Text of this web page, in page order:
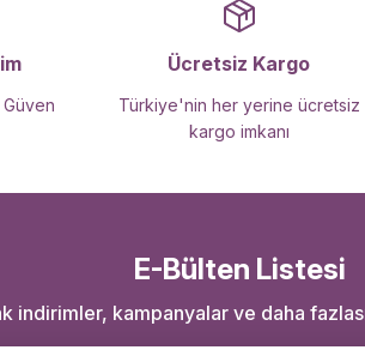
Gönder
Ücretsiz Kargo
Türkiye'nin her yerine ücretsiz
kargo imkanı
E-Bülten Listesi
indirimler, kampanyalar ve daha